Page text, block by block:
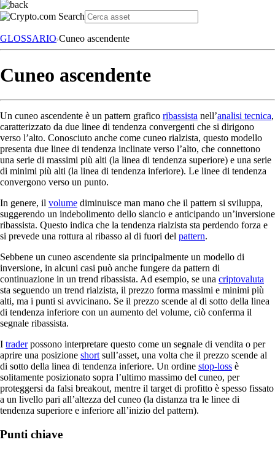
GLOSSARIO Cuneo ascendente
Cuneo ascendente
Un cuneo ascendente è un pattern grafico ribassista nell’analisi tecnica,
caratterizzato da due linee di tendenza convergenti che si dirigono
verso l’alto. Conosciuto anche come cuneo rialzista, questo modello
presenta due linee di tendenza inclinate verso l’alto, che connettono
una serie di massimi più alti (la linea di tendenza superiore) e una serie
di minimi più alti (la linea di tendenza inferiore). Le linee di tendenza
convergono verso un punto.
In genere, il volume diminuisce man mano che il pattern si sviluppa,
suggerendo un indebolimento dello slancio e anticipando un’inversione
ribassista. Questo indica che la tendenza rialzista sta perdendo forza e
si prevede una rottura al ribasso al di fuori del pattern.
Sebbene un cuneo ascendente sia principalmente un modello di
inversione, in alcuni casi può anche fungere da pattern di
continuazione in un trend ribassista. Ad esempio, se una criptovaluta
sta seguendo un trend rialzista, il prezzo forma massimi e minimi più
alti, ma i punti si avvicinano. Se il prezzo scende al di sotto della linea
di tendenza inferiore con un aumento del volume, ciò conferma il
segnale ribassista.
I traderpossono interpretare questo come un segnale di vendita o per
aprire una posizione short sull’asset, una volta che il prezzo scende al
di sotto della linea di tendenza inferiore. Un ordine stop-loss è
solitamente posizionato sopra l’ultimo massimo del cuneo, per
proteggersi da falsi breakout, mentre il target di profitto è spesso fissato
a un livello pari all’altezza del cuneo (la distanza tra le linee di
tendenza superiore e inferiore all’inizio del pattern).
Punti chiave